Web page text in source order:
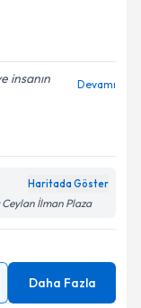
insanın
Devamı
Haritada Göster
Ceylan İlman Plaza
Daha Fazla